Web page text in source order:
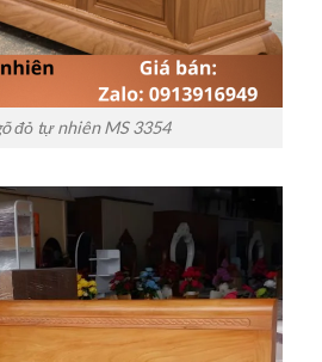
đỏ tự nhiên MS 3354